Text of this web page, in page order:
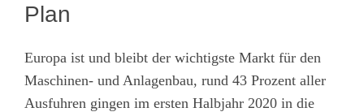
Plan
Europa ist und bleibt der wichtigste Markt für den
Maschinen- und Anlagenbau, rund 43 Prozent aller
Ausfuhren gingen im ersten Halbjahr 2020 in die